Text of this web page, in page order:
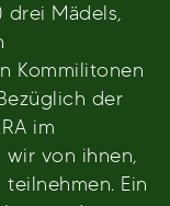
drei Mädels,
Kommilitonen
der
im
wir von ihnen,
Ein